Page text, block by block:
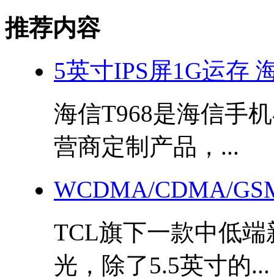
推荐内容
5英寸IPS屏1G运存
海信T968是海信手
营商定制产品，...
WCDMA/CDMA/
TCL旗下一款中低端
光，除了5.5英寸的...